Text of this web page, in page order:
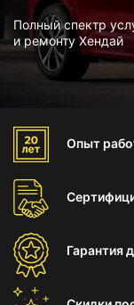
Полный спектр
и ремонту Хендай
Опыт
Гарантия